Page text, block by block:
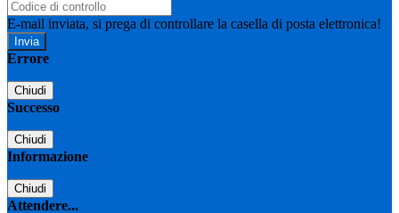
E-mail inviata, si prega di controllare la casella di posta elettronica!
Errore
Chiudi
Successo
Chiudi
Informazione
Chiudi
Attendere...